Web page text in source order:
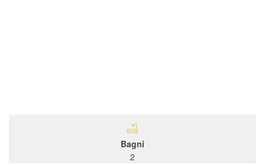
Bagni
2